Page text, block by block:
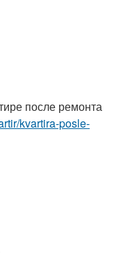
после ремонта
kvartira-posle-